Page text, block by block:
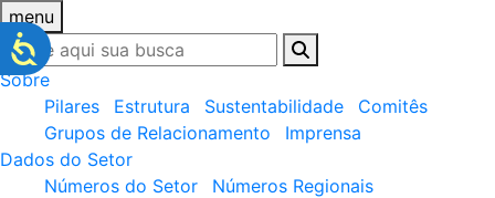
menu
Sobre
Pilares
Estrutura Sustentabilidade
Comitês
Grupos de Relacionamento
Imprensa
Dados do Setor
Números do Setor
Números Regionais